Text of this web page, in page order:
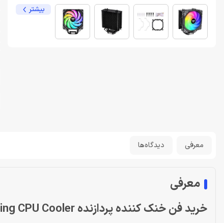
بیشتر
معرفی دیدگاه‌ها
معرفی
خرید فن خنک کننده پردازنده Thermaltake UX200 SE ARGB Lighting CPU Cooler